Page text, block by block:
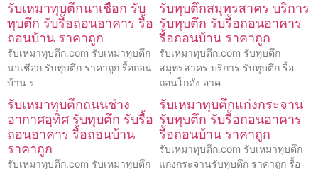
รับเหมาทุบตึกนาเชือก รับ
ทุบตึก รับรื้อถอนอาคาร รื้อ
ถอนบ้าน ราคาถูก
รับเหมาทุบตึก.com รับเหมาทุบตึก
นาเชือก รับทุบตึก ราคาถูก รื้อถอน
บ้าน ร
รับทุบตึกสมุทรสาคร บริการ
รับทุบตึก รับรื้อถอนอาคาร
รื้อถอนบ้าน ราคาถูก
รับเหมาทุบตึก.com รับทุบตึก
สมุทรสาคร บริการ รับทุบตึก รื้อ
ถอนโกดัง อาค
รับเหมาทุบตึกถนนช่าง
อากาศอุทิศ รับทุบตึก รับรื้อ
ถอนอาคาร รื้อถอนบ้าน
ราคาถูก
รับเหมาทุบตึก.com รับเหมาทุบตึก
รับเหมาทุบตึกแก่งกระจาน
รับทุบตึก รับรื้อถอนอาคาร
รื้อถอนบ้าน ราคาถูก
รับเหมาทุบตึก.com รับเหมาทุบตึก
แก่งกระจานรับทุบตึก ราคาถูก รื้อ